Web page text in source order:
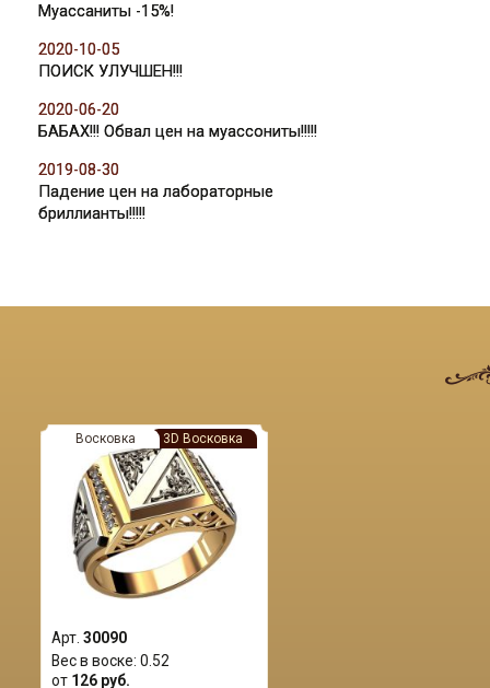
Муассаниты -15%!
2020-10-05
ПОИСК УЛУЧШЕН!!!
2020-06-20
БАБАХ!!! Обвал цен на муассониты!!!!!
2019-08-30
Падение цен на лабораторные
бриллианты!!!!!
Восковка 3D Восковка
Арт. 30090
Вес в воске: 0.52
от 126 руб.